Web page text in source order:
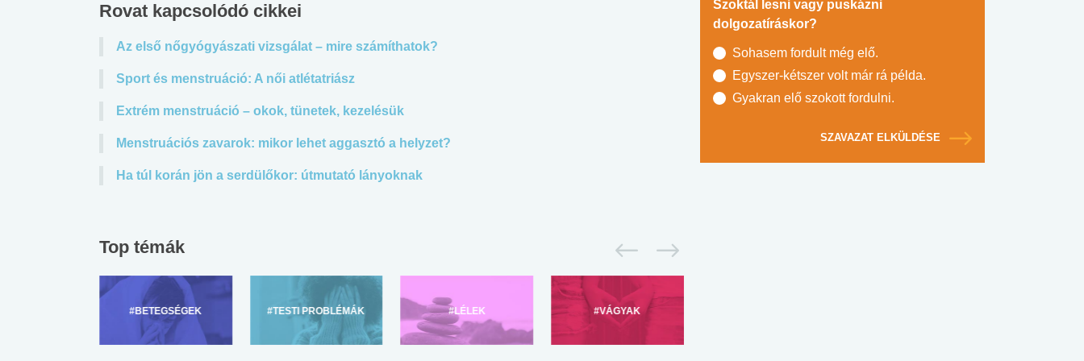
Rovat kapcsolódó cikkei
Az első nőgyógyászati vizsgálat – mire számíthatok?
Sport és menstruáció: A női atlétatriász
Extrém menstruáció – okok, tünetek, kezelésük
Menstruációs zavarok: mikor lehet aggasztó a helyzet?
Ha túl korán jön a serdülőkor: útmutató lányoknak
Top témák
#BETEGSÉGEK #TESTI PROBLÉMÁK #LÉLEK #VÁGYAK
Szoktál lesni vagy puskázni
dolgozatíráskor?
Sohasem fordult még elő.
Egyszer-kétszer volt már rá példa.
Gyakran elő szokott fordulni.
SZAVAZAT ELKÜLDÉSE